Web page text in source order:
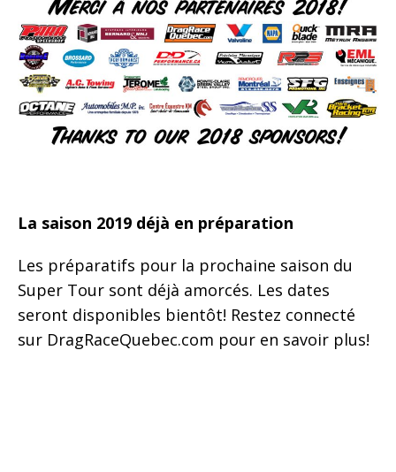
La saison 2019 déjà en préparation
Les préparatifs pour la prochaine saison du
Super Tour sont déjà amorcés. Les dates
seront disponibles bientôt! Restez connecté
sur DragRaceQuebec.com pour en savoir plus!